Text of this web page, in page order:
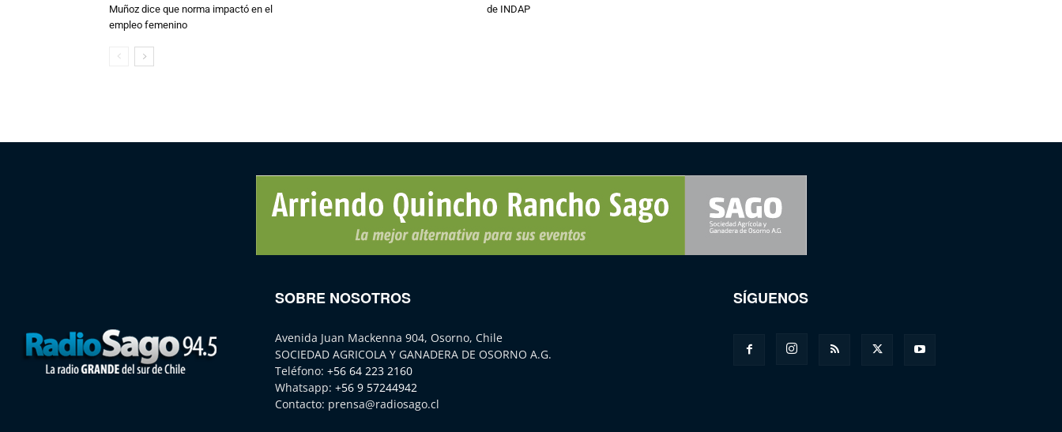
Muñoz dice que norma impactó en el
empleo femenino
de INDAP
SOBRE NOSOTROS
Avenida Juan Mackenna 904, Osorno, Chile
SOCIEDAD AGRICOLA Y GANADERA DE OSORNO A.G.
Teléfono: +56 64 223 2160
Whatsapp: +56 9 57244942
Contacto: prensa@radiosago.cl
SÍGUENOS